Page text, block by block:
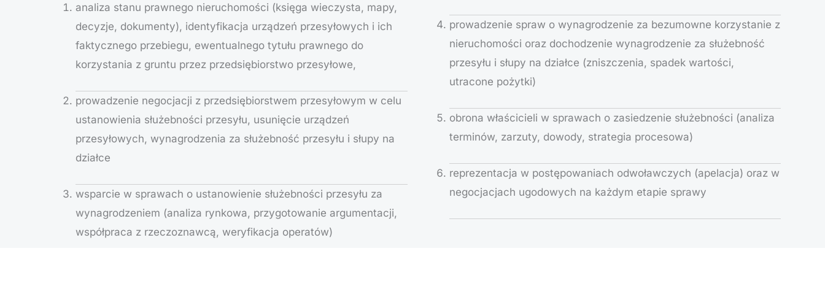
analiza stanu prawnego nieruchomości (księga wieczysta, mapy,
decyzje, dokumenty), identyfikacja urządzeń przesyłowych i ich
faktycznego przebiegu, ewentualnego tytułu prawnego do
korzystania z gruntu przez przedsiębiorstwo przesyłowe,
prowadzenie negocjacji z przedsiębiorstwem przesyłowym w celu
ustanowienia służebności przesyłu, usunięcie urządzeń
przesyłowych, wynagrodzenia za służebność przesyłu i słupy na
działce
wsparcie w sprawach o ustanowienie służebności przesyłu za
wynagrodzeniem (analiza rynkowa, przygotowanie argumentacji,
współpraca z rzeczoznawcą, weryfikacja operatów)
prowadzenie spraw o wynagrodzenie za bezumowne korzystanie z
nieruchomości oraz dochodzenie wynagrodzenie za służebność
przesyłu i słupy na działce (zniszczenia, spadek wartości,
utracone pożytki)
obrona właścicieli w sprawach o zasiedzenie służebności (analiza
terminów, zarzuty, dowody, strategia procesowa)
reprezentacja w postępowaniach odwoławczych (apelacja) oraz w
negocjacjach ugodowych na każdym etapie sprawy